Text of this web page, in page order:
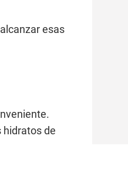
esas
hidratos de